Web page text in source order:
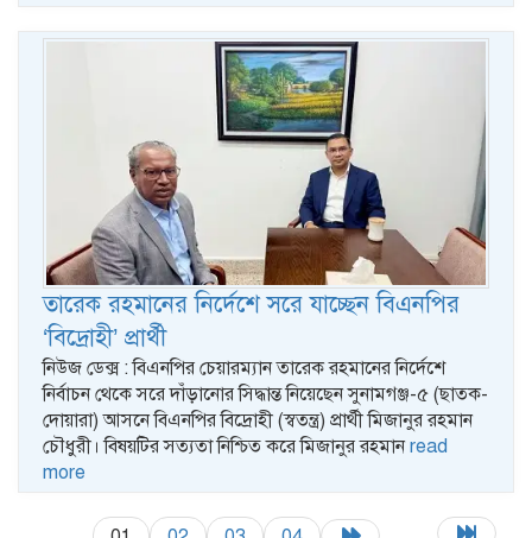
তারেক রহমানের নির্দেশে সরে যাচ্ছেন বিএনপির
‘বিদ্রোহী’ প্রার্থী
নিউজ ডেক্স : বিএনপির চেয়ারম্যান তারেক রহমানের নির্দেশে
নির্বাচন থেকে সরে দাঁড়ানোর সিদ্ধান্ত নিয়েছেন সুনামগঞ্জ-৫ (ছাতক-
দোয়ারা) আসনে বিএনপির বিদ্রোহী (স্বতন্ত্র) প্রার্থী মিজানুর রহমান
চৌধুরী। বিষয়টির সত্যতা নিশ্চিত করে মিজানুর রহমানread
more